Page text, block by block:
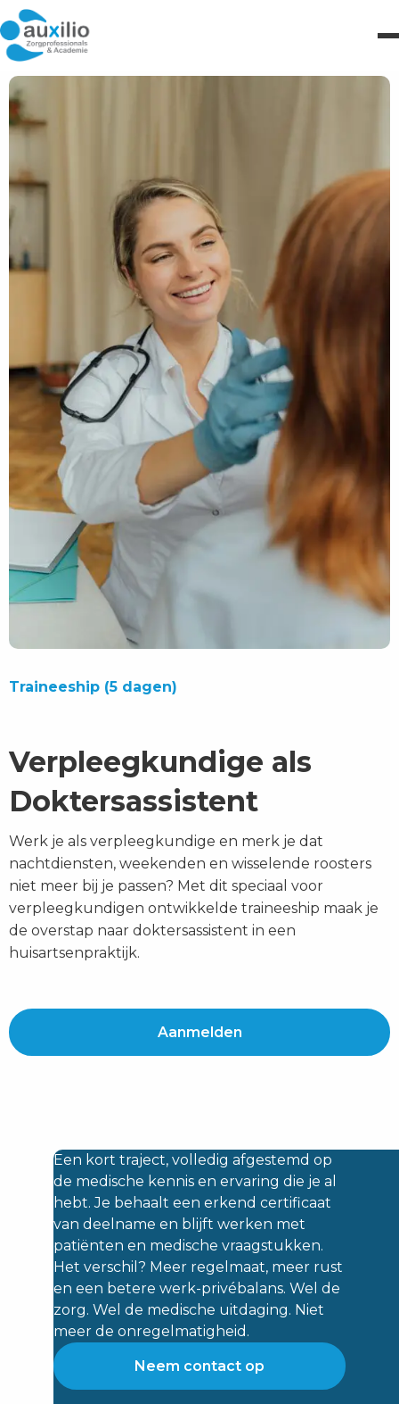
Traineeship (5 dagen)
Verpleegkundige als
Doktersassistent
Werk je als verpleegkundige en merk je dat
nachtdiensten, weekenden en wisselende roosters
niet meer bij je passen? Met dit speciaal voor
verpleegkundigen ontwikkelde traineeship maak je
de overstap naar doktersassistent in een
huisartsenpraktijk.
Aanmelden
Een kort traject, volledig afgestemd op
de medische kennis en ervaring die je al
hebt. Je behaalt een erkend certificaat
van deelname en blijft werken met
patiënten en medische vraagstukken.
Het verschil? Meer regelmaat, meer rust
en een betere werk-privébalans. Wel de
zorg. Wel de medische uitdaging. Niet
meer de onregelmatigheid.
Neem contact op